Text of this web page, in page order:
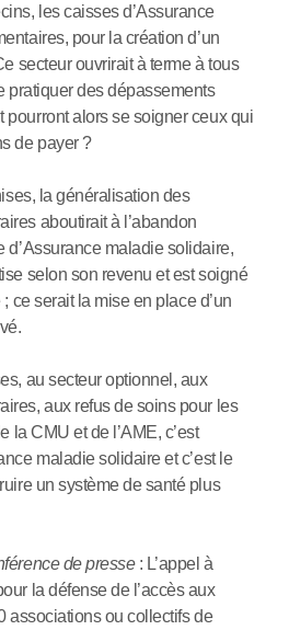
les caisses d’Assurance
pour la création d’un
secteur ouvrirait à terme à tous
pratiquer des dépassements
pourront alors se soigner ceux qui
de payer ?
la généralisation des
aboutirait à l’abandon
d’Assurance maladie solidaire,
selon son revenu et est soigné
ce serait la mise en place d’un
au secteur optionnel, aux
aux refus de soins pour les
la CMU et de l’AME, c’est
maladie solidaire et c’est le
un système de santé plus
de presse: L’appel à
la défense de l’accès aux
associations ou collectifs de